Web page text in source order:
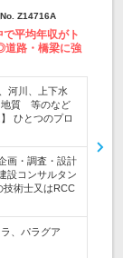
Z14716A
平均年収がト
道路・橋梁に強
河川、上下水
地質 等のなど
ひとつのプロ
画・調査・設計
設コンサルタン
技術士又はRCC
、パラグア